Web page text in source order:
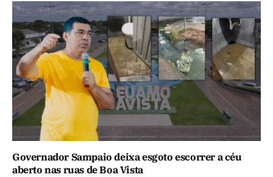
Governador Sampaio deixa esgoto escorrer a céu
aberto nas ruas de Boa Vista